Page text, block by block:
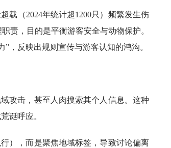
载（2024年统计超1200只）频繁发生伤
责，目的是平衡游客安全与动物保护。
，反映出规则宣传与游客认知的鸿沟。
攻击，甚至人肉搜索其个人信息。这种
诞呼应。
），而是聚焦地域标签，导致讨论偏离